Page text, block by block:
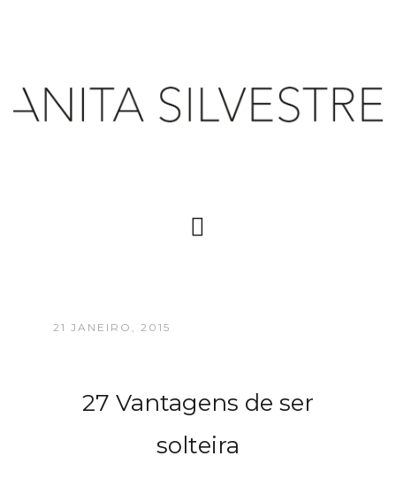
21 JANEIRO, 2015
27 Vantagens de ser
solteira